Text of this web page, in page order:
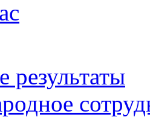
результаты